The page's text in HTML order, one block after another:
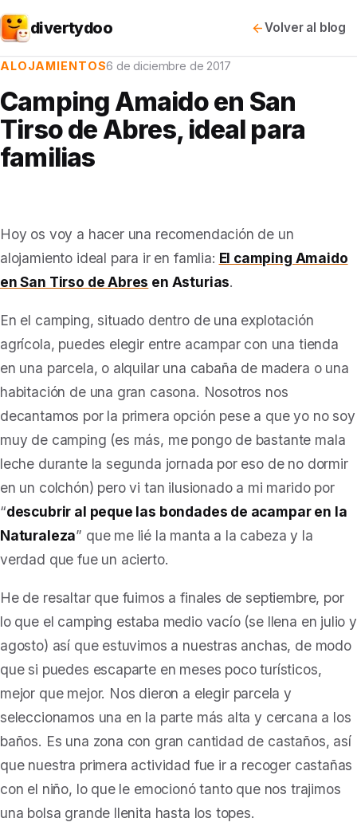
divertydoo Volver al blog
ALOJAMIENTOS6 de diciembre de 2017
Camping Amaido en San
Tirso de Abres, ideal para
familias
Hoy os voy a hacer una recomendación de un
alojamiento ideal para ir en famlia: El camping Amaido
en San Tirso de Abres en Asturias.
En el camping, situado dentro de una explotación
agrícola, puedes elegir entre acampar con una tienda
en una parcela, o alquilar una cabaña de madera o una
habitación de una gran casona. Nosotros nos
decantamos por la primera opción pese a que yo no soy
muy de camping (es más, me pongo de bastante mala
leche durante la segunda jornada por eso de no dormir
en un colchón) pero vi tan ilusionado a mi marido por
“descubrir al peque las bondades de acampar en la
Naturaleza” que me lié la manta a la cabeza y la
verdad que fue un acierto.
He de resaltar que fuimos a finales de septiembre, por
lo que el camping estaba medio vacío (se llena en julio y
agosto) así que estuvimos a nuestras anchas, de modo
que si puedes escaparte en meses poco turísticos,
mejor que mejor. Nos dieron a elegir parcela y
seleccionamos una en la parte más alta y cercana a los
baños. Es una zona con gran cantidad de castaños, así
que nuestra primera actividad fue ir a recoger castañas
con el niño, lo que le emocionó tanto que nos trajimos
una bolsa grande llenita hasta los topes.